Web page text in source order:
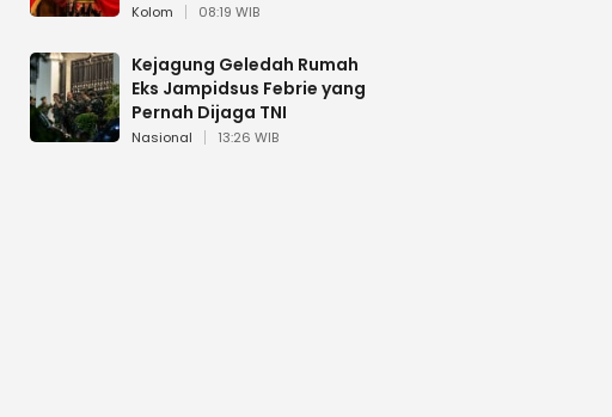
Kolom 08:19 WIB
Kejagung Geledah Rumah
Eks Jampidsus Febrie yang
Pernah Dijaga TNI
Nasional 13:26 WIB